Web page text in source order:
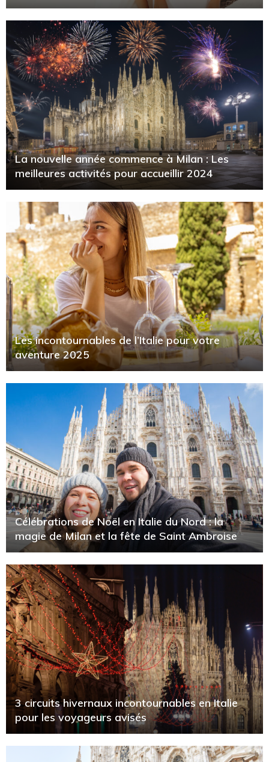
La nouvelle année commence à Milan : Les
meilleures activités pour accueillir 2024
Les incontournables de l’Italie pour votre
aventure 2025
Célébrations de Noël en Italie du Nord : la
magie de Milan et la fête de Saint Ambroise
3 circuits hivernaux incontournables en Italie
pour les voyageurs avisés